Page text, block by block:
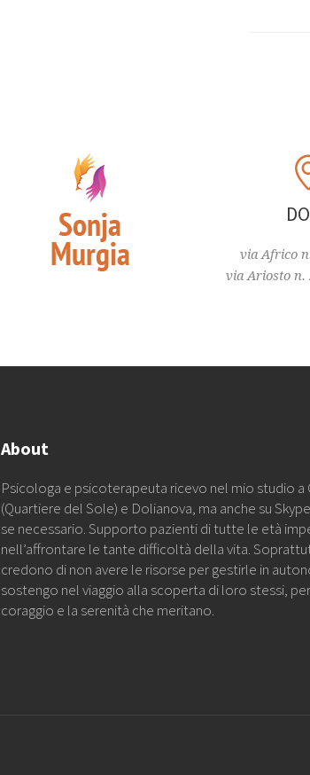
via Africo
via Ariosto n.
About
Psicologa e psicoterapeuta ricevo nel mio studio a
(Quartiere del Sole) e Dolianova, ma anche su
se necessario. Supporto pazienti di tutte le età
nell’affrontare le tante difficoltà della vita.
credono di non avere le risorse per gestirle in
sostengo nel viaggio alla scoperta di loro stessi,
coraggio e la serenità che meritano.